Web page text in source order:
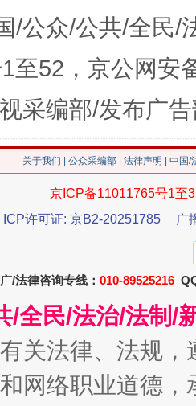
今
/公众/公共/全民/
至52，京公网安
采编部/发布广
关于我们 公众采编部 法律声明 | 中国
京ICP备11011765号1至
ICP许可证: 京B2-20251785
广
/法律咨询专线： 010-89525216
/全民/法治/法制/
关法律、法规
网络职业道德